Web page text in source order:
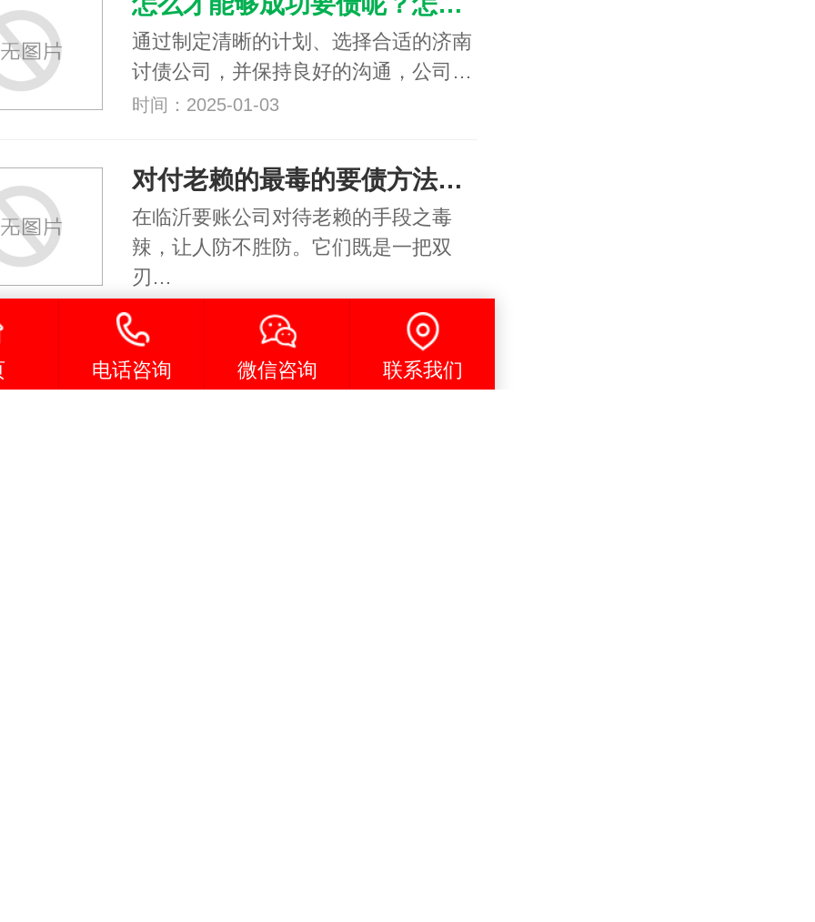
通过制定清晰的计划、选择合适的济南
讨债公司，并保持良好的沟通，公司…
时间：2025-01-03
对付老赖的最毒的要债方法是什么？
在临沂要账公司对待老赖的手段之毒
辣，让人防不胜防。它们既是一把双
刃…
时间：2025-01-03
成功讨债六招！讨债公司如何对付老赖
电话咨询 微信咨询 联系我们